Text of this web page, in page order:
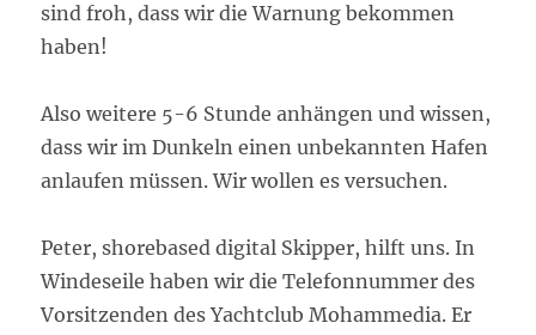
sind froh, dass wir die Warnung bekommen
haben!
Also weitere 5-6 Stunde anhängen und wissen,
dass wir im Dunkeln einen unbekannten Hafen
anlaufen müssen. Wir wollen es versuchen.
Peter, shorebased digital Skipper, hilft uns. In
Windeseile haben wir die Telefonnummer des
Vorsitzenden des Yachtclub Mohammedia. Er